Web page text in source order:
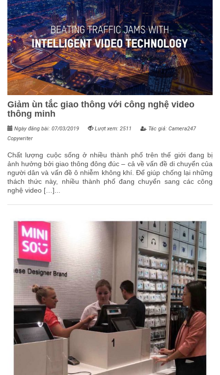
Giảm ùn tắc giao thông với công nghệ video
thông minh
Ngày đăng bài: 07/03/2019 Lượt xem: 2511
Tác giả: Camera247
Copywriter
Chất lượng cuộc sống ở nhiều thành phố trên thế giới đang bị
ảnh hưởng bởi giao thông đông đúc – cả về vấn đề di chuyển của
người dân và vấn đề ô nhiễm không khí. Để giúp chống lại những
thách thức này, nhiều thành phố đang chuyển sang các công
nghệ video […]...